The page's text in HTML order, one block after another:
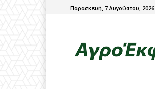
Παρασκευή, 7 Αυγούστου, 2026